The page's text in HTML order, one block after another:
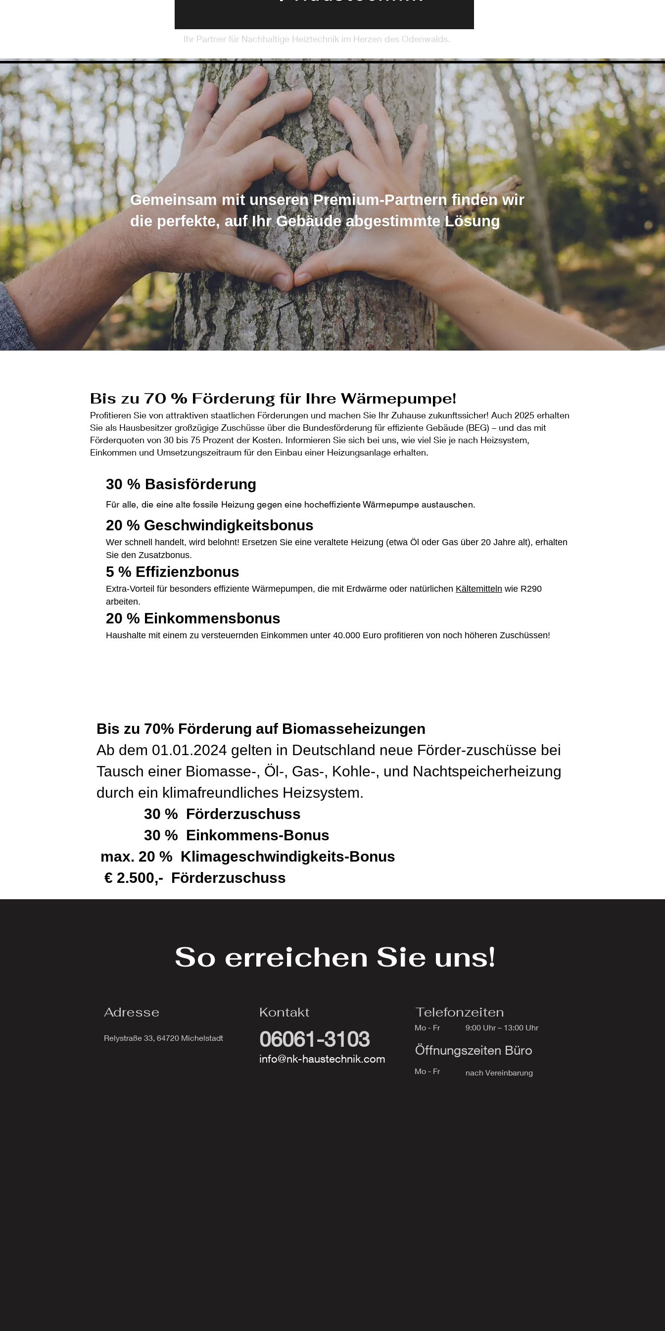
Ihr Partner für Nachhaltige Heiztechnik im Herzen des Odenwalds.
Gemeinsam mit unseren Premium-Partnern finden wir
die perfekte, auf Ihr Gebäude abgestimmte Lösung
Bis zu 70 % Förderung für Ihre Wärmepumpe!
Profitieren Sie von attraktiven staatlichen Förderungen und machen Sie Ihr Zuhause zukunftssicher! Auch 2025 erhalten
Sie als Hausbesitzer großzügige Zuschüsse über die Bundesförderung für effiziente Gebäude (BEG) – und das mit
Förderquoten von 30 bis 75 Prozent der Kosten. Informieren Sie sich bei uns, wie viel Sie je nach Heizsystem,
Einkommen und Umsetzungszeitraum für den Einbau einer Heizungsanlage erhalten.
30 % Basisförderung
Für alle, die eine alte fossile Heizung gegen eine hocheffizienteWärmepumpe austauschen.
20 % Geschwindigkeitsbonus
Wer schnell handelt, wird belohnt! Ersetzen Sie eine veraltete Heizung (etwa Öl oder Gas über 20 Jahre alt), erhalten
Sie den Zusatzbonus.
5 % Effizienzbonus
Extra-Vorteil für besonders effiziente Wärmepumpen, die mit Erdwärme oder natürlichen Kältemitteln wie R290
arbeiten.
20 % Einkommensbonus
Haushalte mit einem zu versteuernden Einkommen unter 40.000 Euro profitieren von noch höheren Zuschüssen!
Bis zu 70% Förderung auf Biomasseheizungen
Ab dem 01.01.2024 gelten in Deutschland neue Förder-zuschüsse bei
Tausch einer Biomasse-, Öl-, Gas-, Kohle-, und Nachtspeicherheizung
durch ein klimafreundliches Heizsystem.
30 % Förderzuschuss
30 % Einkommens-Bonus
max. 20 % Klimageschwindigkeits-Bonus
€ 2.500,- Förderzuschuss
So erreichen Sie uns!
Adresse
Relystraße 33, 64720 Michelstadt
Kontakt
06061-3103
info@nk-haustechnik.com
Telefonzeiten
Mo - Fr 9:00 Uhr – 13:00 Uhr
Öffnungszeiten Büro
Mo - Fr ​nach Vereinbarung